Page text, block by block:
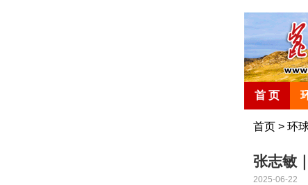
首 页
首页> 环
张志敏
2025-06-22